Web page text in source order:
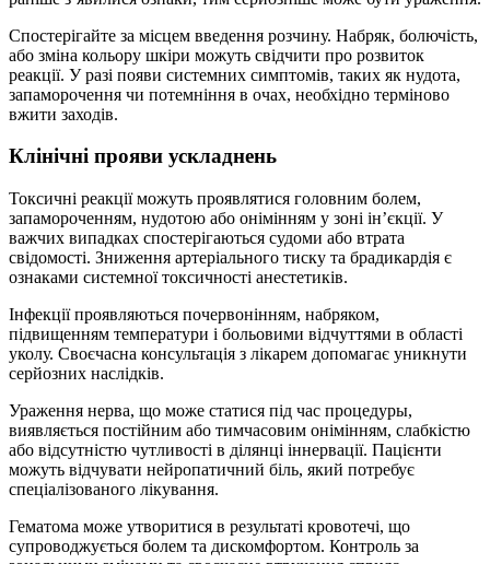
Спостерігайте за місцем введення розчину. Набряк, болючість,
або зміна кольору шкіри можуть свідчити про розвиток
реакції. У разі появи системних симптомів, таких як нудота,
запаморочення чи потемніння в очах, необхідно терміново
вжити заходів.
Клінічні прояви ускладнень
Токсичні реакції можуть проявлятися головним болем,
запамороченням, нудотою або онімінням у зоні інʼєкції. У
важчих випадках спостерігаються судоми або втрата
свідомості. Зниження артеріального тиску та брадикардія є
ознаками системної токсичності анестетиків.
Інфекції проявляються почервонінням, набряком,
підвищенням температури і больовими відчуттями в області
уколу. Своєчасна консультація з лікарем допомагає уникнути
серйозних наслідків.
Ураження нерва, що може статися під час процедуры,
виявляється постійним або тимчасовим онімінням, слабкістю
або відсутністю чутливості в ділянці іннервації. Пацієнти
можуть відчувати нейропатичний біль, який потребує
спеціалізованого лікування.
Гематома може утворитися в результаті кровотечі, що
супроводжується болем та дискомфортом. Контроль за